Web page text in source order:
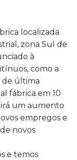
localizada
zona Sul de
à
como a
de última
fábrica em 10
um aumento
empregos e
novos
e temos